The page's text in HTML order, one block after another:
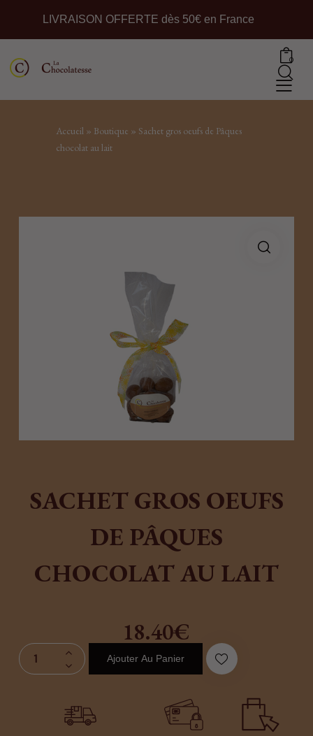
LIVRAISON OFFERTE dès 50€ en France
0
Accueil » Boutique » Sachet gros oeufs de Pâques
chocolat au lait
SACHET GROS OEUFS
DE PÂQUES
CHOCOLAT AU LAIT
18.40€
Ajouter Au Panier